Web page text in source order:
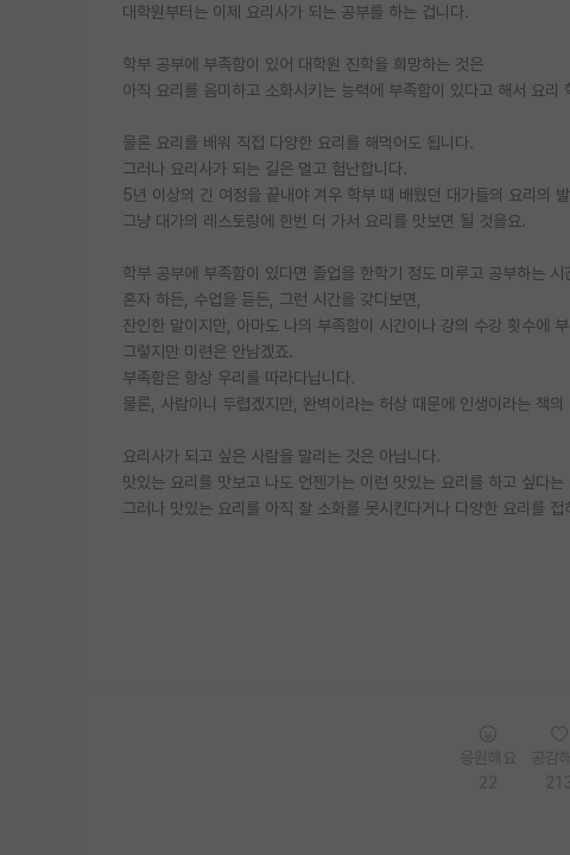
대학원부터는 이제 요리사가 되는 공부를 하는 겁니다.
학부 공부에 부족함이 있어 대학원 진학을 희망하는 것은
아직 요리를 음미하고 소화시키는 능력에 부족함이 있다고 해서 요리
물론 요리를 배워 직접 다양한 요리를 해먹어도 됩니다.
그러나 요리사가 되는 길은 멀고 험난합니다.
5년 이상의 긴 여정을 끝내야 겨우 학부 때 배웠던 대가들의 요리의
그냥 대가의 레스토랑에 한번 더 가서 요리를 맛보면 될 것을요.
학부 공부에 부족함이 있다면 졸업을 한학기 정도 미루고 공부하는
혼자 하든, 수업을 듣든, 그런 시간을 갖다보면,
잔인한 말이지만, 아마도 나의 부족함이 시간이나 강의 수강 횟수에
그렇지만 미련은 안남겠죠.
부족함은 항상 우리를 따라다닙니다.
물론, 사람이니 두렵겠지만, 완벽이라는 허상 때문에 인생이라는 책
요리사가 되고 싶은 사람을 말리는 것은 아닙니다.
맛있는 요리를 맛보고 나도 언젠가는 이런 맛있는 요리를 하고 싶다
그러나 맛있는 요리를 아직 잘 소화를 못시킨다거나 다양한 요리를